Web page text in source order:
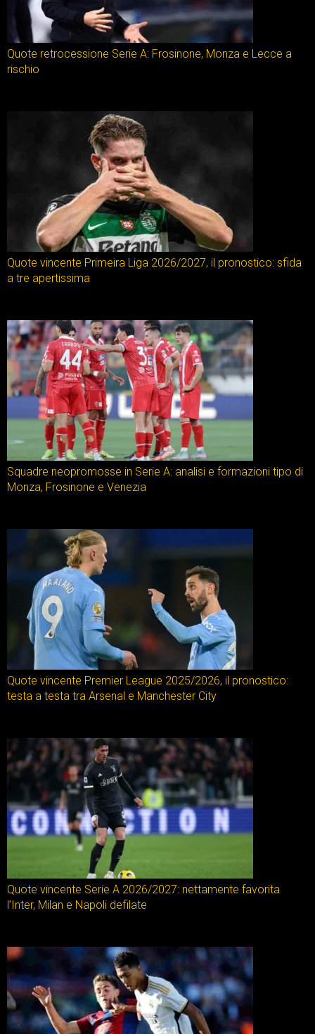
Quote retrocessione Serie A: Frosinone, Monza e Lecce a
rischio
Quote vincente Primeira Liga 2026/2027, il pronostico: sfida
a tre apertissima
Squadre neopromosse in Serie A: analisi e formazioni tipo di
Monza, Frosinone e Venezia
Quote vincente Premier League 2025/2026, il pronostico:
testa a testa tra Arsenal e Manchester City
Quote vincente Serie A 2026/2027: nettamente favorita
l’Inter, Milan e Napoli defilate